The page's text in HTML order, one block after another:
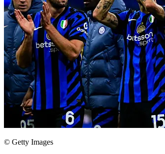
© Getty Images